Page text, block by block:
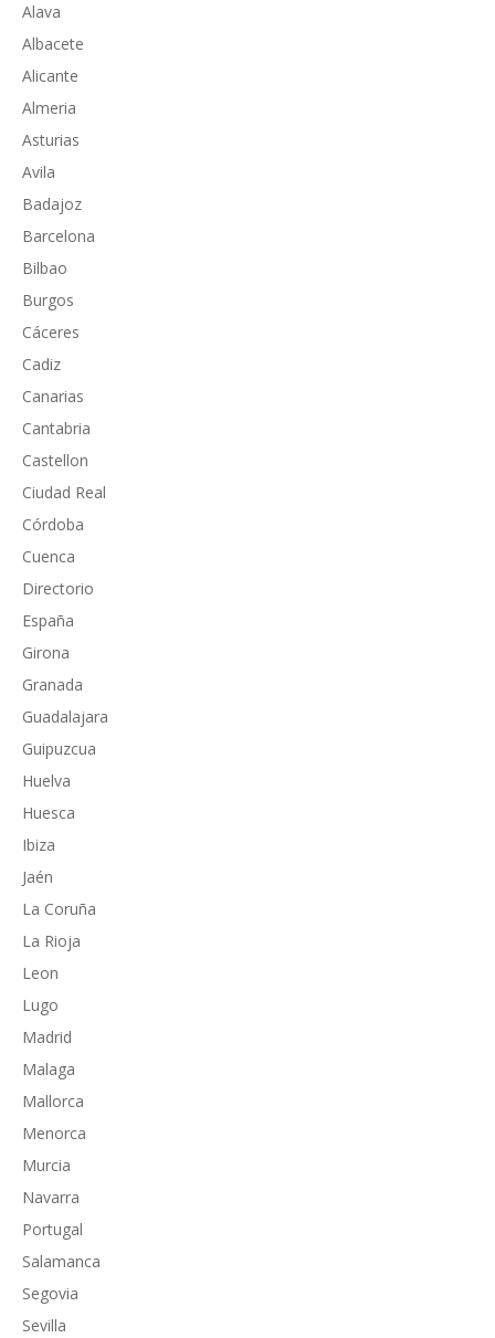
Alava
Albacete
Alicante
Almeria
Asturias
Avila
Badajoz
Barcelona
Bilbao
Burgos
Cáceres
Cadiz
Canarias
Cantabria
Castellon
Ciudad Real
Córdoba
Cuenca
Directorio
España
Girona
Granada
Guadalajara
Guipuzcua
Huelva
Huesca
Ibiza
Jaén
La Coruña
La Rioja
Leon
Lugo
Madrid
Malaga
Mallorca
Menorca
Murcia
Navarra
Portugal
Salamanca
Segovia
Sevilla